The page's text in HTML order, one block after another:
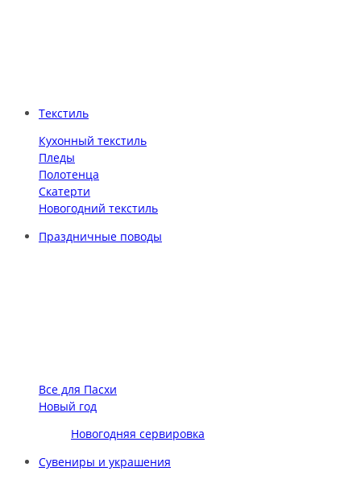
Текстиль
Кухонный текстиль
Пледы
Полотенца
Скатерти
Новогодний текстиль
Праздничные поводы
Все для Пасхи
Новый год
Новогодняя сервировка
Сувениры и украшения